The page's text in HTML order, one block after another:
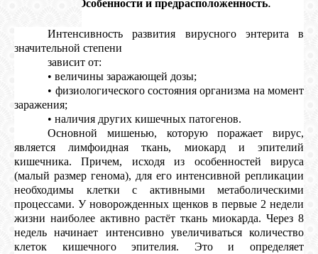
Особенности и предрасположенность
Интенсивность развития вирусного энтерита в
значительной степени
зависит от:
• величины заражающей дозы;
• физиологического состояния организма на момент
заражения;
• наличия других кишечных патогенов.
Основной мишенью, которую поражает вирус,
является лимфоидная ткань, миокард и эпителий
кишечника. Причем, исходя из особенностей вируса
(малый размер генома), для его интенсивной репликации
необходимы клетки с активными метаболическими
процессами. У новорожденных щенков в первые 2 недели
жизни наиболее активно растёт ткань миокарда. Через 8
недель начинает интенсивно увеличиваться количество
клеток кишечного эпителия. Это и определяет